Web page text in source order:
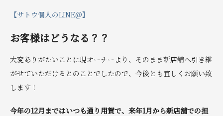
【サトウ個人のLINE@】
お客様はどうなる？？
大変ありがたいことに現オーナーより、そのまま新店舗へ引き継
がせていただけるとのことでしたので、今後とも宜しくお願い致
します！
今年の12月まではいつも通り用賀で、 来年1月から新店舗での担